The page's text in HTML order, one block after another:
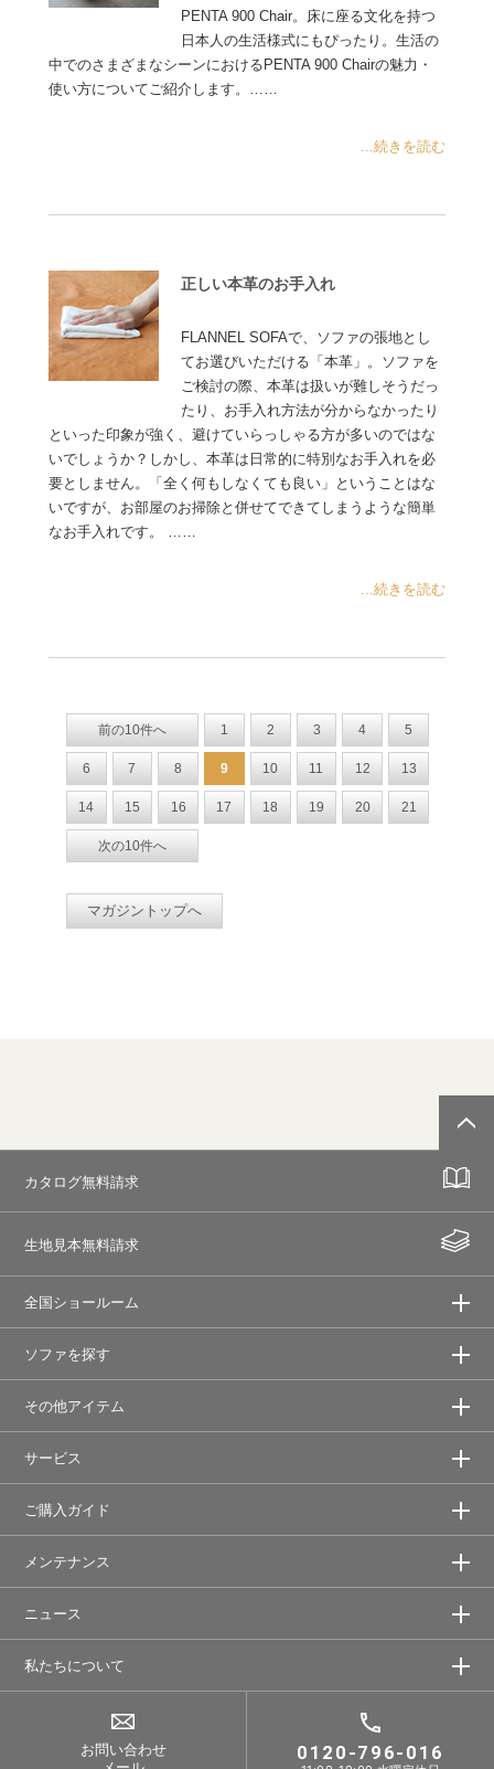
PENTA 900 Chair。床に座る文化を持つ
日本人の生活様式にもぴったり。生活の
中でのさまざまなシーンにおけるPENTA 900 Chairの魅力・
使い方についてご紹介します。……
...続きを読む
正しい本革のお手入れ
FLANNEL SOFAで、ソファの張地とし
てお選びいただける「本革」。ソファを
ご検討の際、本革は扱いが難しそうだっ
たり、お手入れ方法が分からなかったり
といった印象が強く、避けていらっしゃる方が多いのではな
いでしょうか？しかし、本革は日常的に特別なお手入れを必
要としません。「全く何もしなくても良い」ということはな
いですが、お部屋のお掃除と併せてできてしまうような簡単
なお手入れです。 ……
...続きを読む
前の10件へ 1 2 3 4 5
6 7 8 9 10 11 12 13
14 15 16 17 18 19 20 21
次の10件へ
マガジントップへ
カタログ無料請求
生地見本無料請求
全国ショールーム
ソファを探す
その他アイテム
サービス
ご購入ガイド
メンテナンス
ニュース
私たちについて
お問い合わせ
0120-796-016